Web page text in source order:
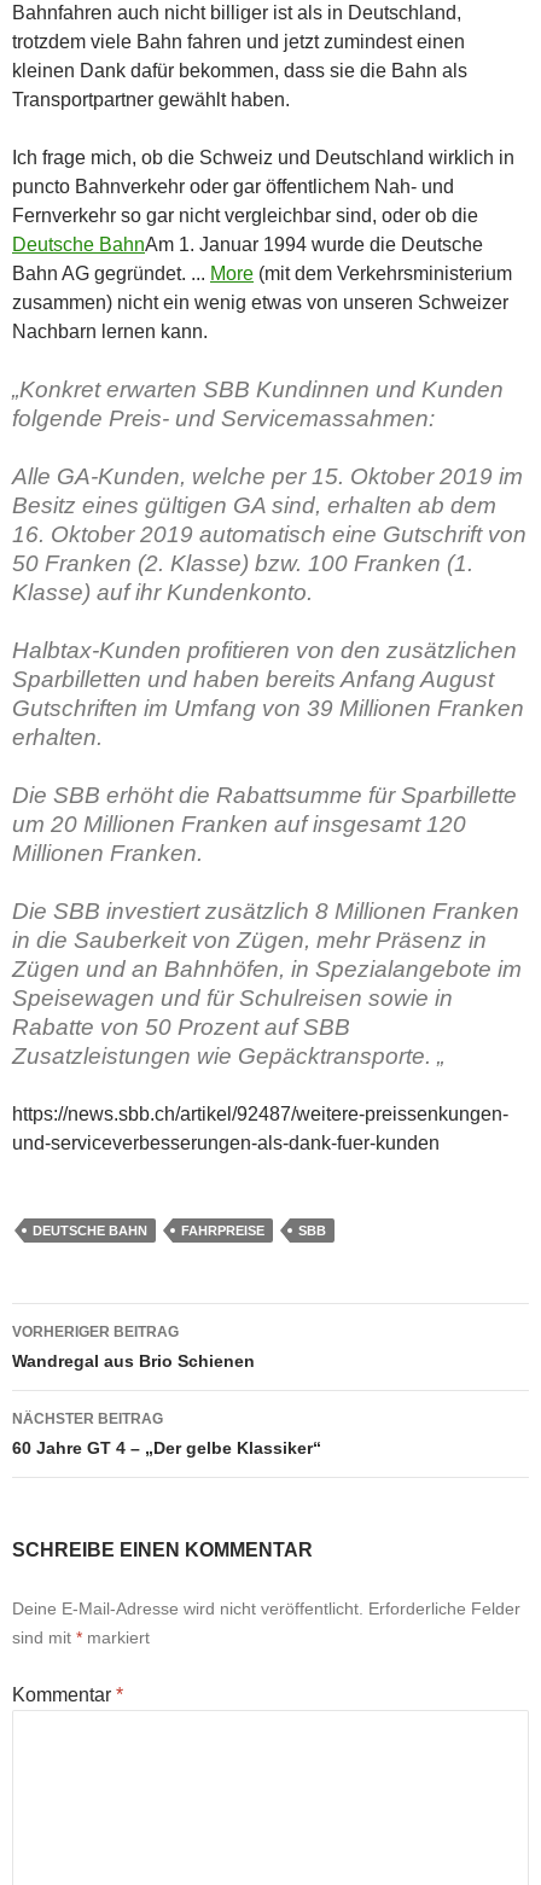
Bahnfahren auch nicht billiger ist als in Deutschland,
trotzdem viele Bahn fahren und jetzt zumindest einen
kleinen Dank dafür bekommen, dass sie die Bahn als
Transportpartner gewählt haben.
Ich frage mich, ob die Schweiz und Deutschland wirklich in
puncto Bahnverkehr oder gar öffentlichem Nah- und
Fernverkehr so gar nicht vergleichbar sind, oder ob die
Deutsche BahnAm 1. Januar 1994 wurde die Deutsche
Bahn AG gegründet. ... More (mit dem Verkehrsministerium
zusammen) nicht ein wenig etwas von unseren Schweizer
Nachbarn lernen kann.
„Konkret erwarten SBB Kundinnen und Kunden
folgende Preis- und Servicemassahmen:
Alle GA-Kunden, welche per 15. Oktober 2019 im
Besitz eines gültigen GA sind, erhalten ab dem
16. Oktober 2019 automatisch eine Gutschrift von
50 Franken (2. Klasse) bzw. 100 Franken (1.
Klasse) auf ihr Kundenkonto.
Halbtax-Kunden profitieren von den zusätzlichen
Sparbilletten und haben bereits Anfang August
Gutschriften im Umfang von 39 Millionen Franken
erhalten.
Die SBB erhöht die Rabattsumme für Sparbillette
um 20 Millionen Franken auf insgesamt 120
Millionen Franken.
Die SBB investiert zusätzlich 8 Millionen Franken
in die Sauberkeit von Zügen, mehr Präsenz in
Zügen und an Bahnhöfen, in Spezialangebote im
Speisewagen und für Schulreisen sowie in
Rabatte von 50 Prozent auf SBB
Zusatzleistungen wie Gepäcktransporte. „
https://news.sbb.ch/artikel/92487/weitere-preissenkungen-
und-serviceverbesserungen-als-dank-fuer-kunden
DEUTSCHE BAHN FAHRPREISE SBB
Beitragsnavigation
VORHERIGER BEITRAG
Wandregal aus Brio Schienen
NÄCHSTER BEITRAG
60 Jahre GT 4 – „Der gelbe Klassiker“
SCHREIBE EINEN KOMMENTAR
Deine E-Mail-Adresse wird nicht veröffentlicht. Erforderliche Felder
sind mit * markiert
Kommentar *